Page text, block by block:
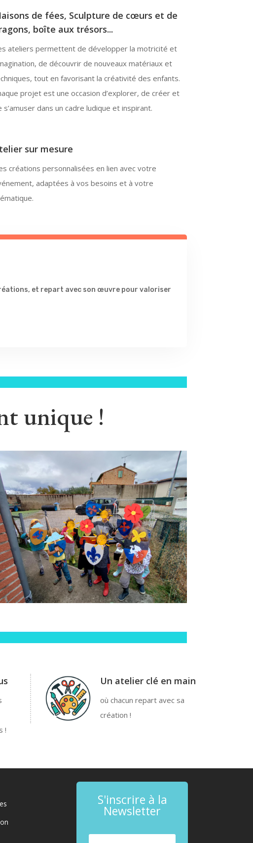
de fées, Sculpture de cœurs et de
boîte aux trésors...
ateliers permettent de développer la motricité et
de découvrir de nouveaux matériaux et
tout en favorisant la créativité des enfants.
projet est une occasion d’explorer, de créer et
s’amuser dans un cadre ludique et inspirant.
sur mesure
créations personnalisées en lien avec votre
adaptées à vos besoins et à votre
et repart avec son œuvre pour valoriser
unique !
!
Un atelier clé en main
où chacun repart avec sa
création !
S'inscrire à la
Newsletter